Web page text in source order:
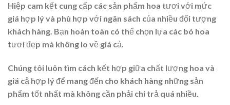
Hiệp cam kết cung cấp các sản phẩm hoa tươi với mức
giá hợp lý và phù hợp với ngân sách của nhiều đối tượng
khách hàng. Bạn hoàn toàn có thể chọn lựa các bó hoa
tươi đẹp mà không lo về giá cả.
Chúng tôi luôn tìm cách kết hợp giữa chất lượng hoa và
giá cả hợp lý để mang đến cho khách hàng những sản
phẩm tốt nhất mà không cần phải chi trả quá nhiều.